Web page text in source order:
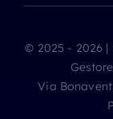
© 2025 - 2026 |
Via